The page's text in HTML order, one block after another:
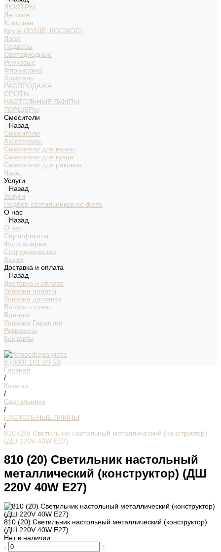
ЛЮСТРЫ
Детские
Классика
Круги (БУШЕ, КОСМОС)
Лофт
Подвесы
Светодиодные
Рожковые
Флористика
Хрусталь
РАСПРОДАЖА
СПОТЫ
НАСТОЛЬНЫЕ ЛАМПЫ
ТОРШЕРЫ
Смесители
Назад
Смесители
Аксессуары
Смесители для ванны
Смесители для кухни
Смесители для раковин
Часы
Услуги
Назад
Услуги
Подбор светильников по фото
О нас
Назад
О нас
Сертификаты
Фотогалерея
Сотрудничество
Акции
Доставка и оплата
Назад
Доставка и оплата
Условия оплаты
Условия доставки
Вопрос - ответ
Бренды
Условия Гарантии
Реквизиты
Контакты
8 (800) 101 20 53
Главная
/
Каталог
/
Светильники
/
НАСТОЛЬНЫЕ ЛАМПЫ
/
810 (20) Светильник настольный металлический (конструктор)
(ДШ 220V 40W E27)
810 (20) Светильник настольный
металлический (конструктор) (ДШ
220V 40W E27)
810 (20) Светильник настольный металлический (конструктор)
(ДШ 220V 40W E27)
Нет в наличии
-
+